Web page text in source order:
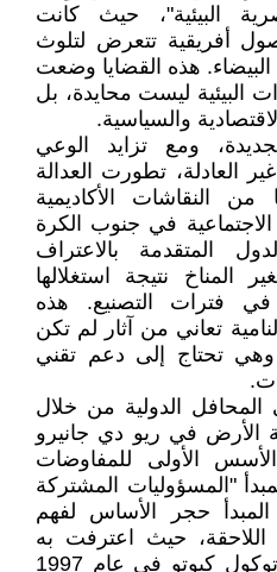
البيئية"، حيث كانت
أفريقية تتعرض لتلوث
البيضاء. هذه القضايا وضعت
البيئية ليست محايدة، بل
والسياسية.
ومع تزايد الوعي
غير العادلة، تطورت العدالة
من النقاشات الأكاديمية
في جنوب الكرة
المتقدمة بالاعتراف
المناخ نتيجة استغلالها
في فترات التصنيع. هذه
تعاني من آثار لم تكن
تحتاج إلى دعم تقني
المحافل الدولية من خلال
الأرض في ريو دي جانيرو
الأسس الأولى للمفاوضات
"المسؤوليات المشتركة
المبدأ حجر الأساس لفهم
اللاحقة، حيث اعترفت به
الدول المتقدمة بموجب بروتوكول كيوتو في عام 1997